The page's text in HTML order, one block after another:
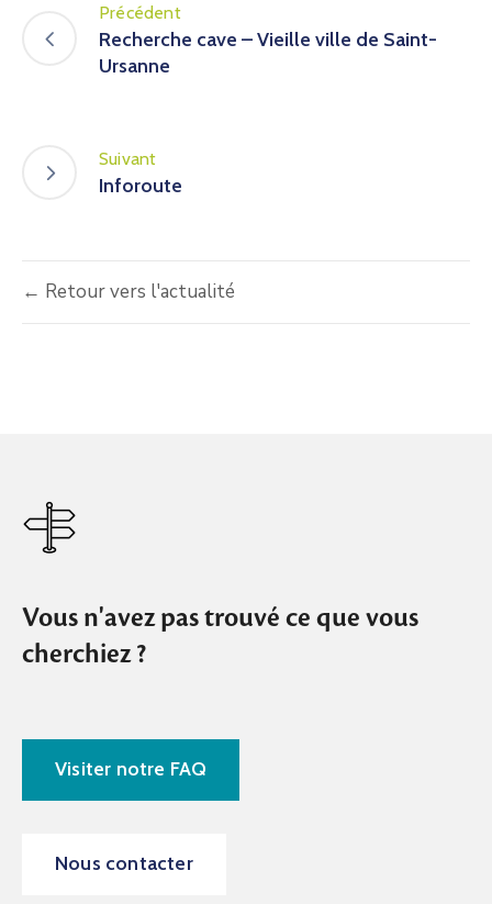
Précédent
Recherche cave – Vieille ville de Saint-
Ursanne
Suivant
Inforoute
← Retour vers l'actualité
Vous n'avez pas trouvé ce que vous
cherchiez ?
Visiter notre FAQ
Nous contacter